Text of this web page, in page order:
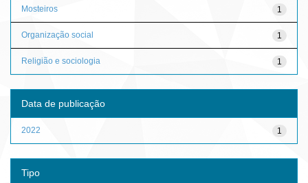
1
Mosteiros
1
Organização social
1
Religião e sociologia
Data de publicação
1
2022
Tipo